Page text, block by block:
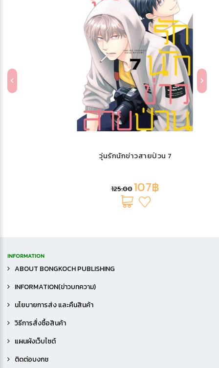
วุ่นรักนักข่าวสายป่วน 7
107฿
INFORMATION
ABOUT BONGKOCH PUBLISHING
INFORMATION(ข่าวบทความ)
นโยบายการส่ง และคืนสินค้า
วิธีการสั่งซื้อสินค้า
แผนผังเว็บไซต์
ติดต่อบงกช